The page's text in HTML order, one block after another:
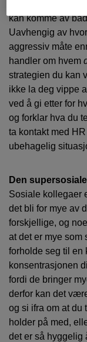
kan komme av
Uavhengig av
aggressiv måte
handler om hvem
strategien du kan
ikke la deg vippe
ved å gi etter for
og forklar hva du
ta kontakt med
ubehagelig
Den supersosiale
Sosiale kollegaer
det bli for mye av
forskjellige, og
at det er mye som
forholde seg til en
konsentrasjonen
fordi de bringer
derfor kan det
og si ifra om at du
holder på med,
det er så hyggelig